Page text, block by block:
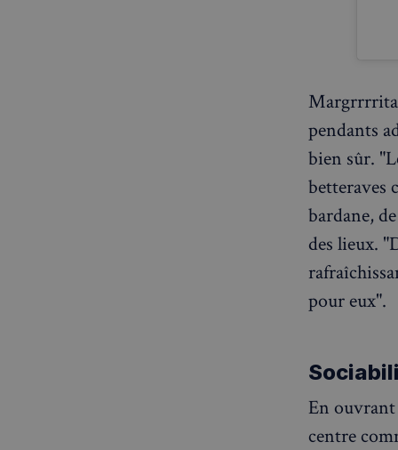
pendants
bien sûr.
betteraves
bardane,
des lieux.
pour eux".
En ouvrant
centre
sp_t
Nom
OAID
Nom
3401-4174-94a9-